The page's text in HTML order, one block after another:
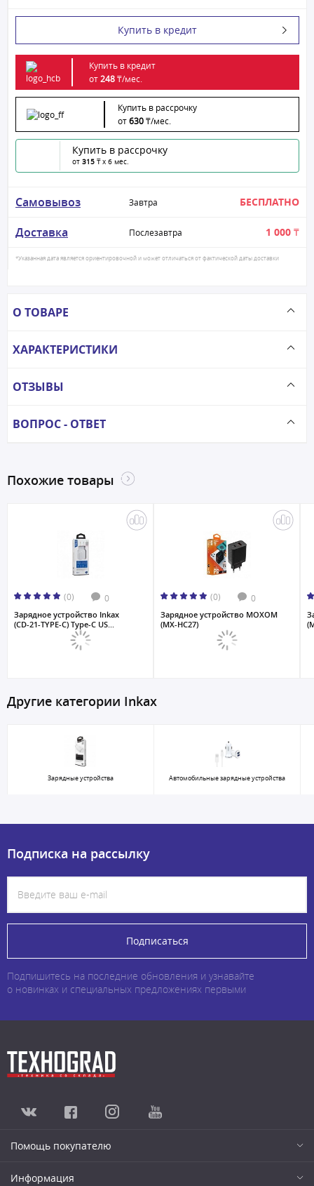
Купить в кредит
Купить в кредит
от248₸/мес.
Купить в рассрочку
от630₸/мес.
Купить в рассрочку
от 315 ₸ x 6 мес.
Самовывоз Завтра БЕСПЛАТНО
Доставка Послезавтра 1 000 ₸
*Указанная дата является ориентировочной и может отличаться от фактической даты доставки
О ТОВАРЕ
ХАРАКТЕРИСТИКИ
ОТЗЫВЫ
ВОПРОС - ОТВЕТ
Похожие товары
(0) 0
Зарядное устройство Inkax
(CD-21-TYPE-C) Type-C US...
(0) 0
Зарядное устройство MOXOM
(MX-HC27)
Другие категории Inkax
Зарядные устройства Автомобильные зарядные устройства
Подписка на рассылку
Подписаться
Подпишитесь на последние обновления и узнавайте
о новинках и специальных предложениях первыми
Помощь покупателю
Информация